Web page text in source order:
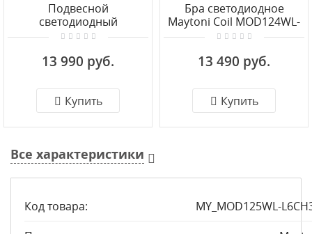
Подвесной
светодиодный
светильник Maytoni Coil
13 990 руб.
Купить
Бра светодиодное
Maytoni Coil MOD124WL-
L6CH3K
13 490 руб.
Купить
Все характеристики
Код товара:
MY_MOD125WL-